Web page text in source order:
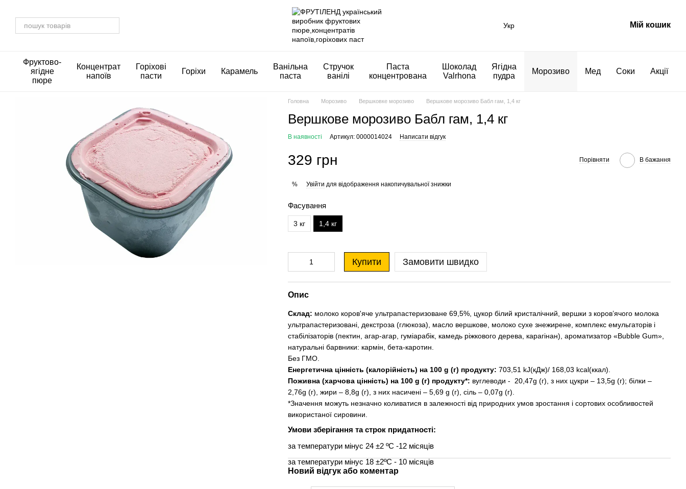
Укр Мій кошик
Фруктово-
ягідне
пюре
Концентрат
напоїв
Горіхові
пасти
Горіхи Карамель
Ванільна
паста
Стручок
ванілі
Паста
концентрована
Шоколад
Valrhona
Ягідна
пудра
Морозиво Мед Соки Акції
Головна Морозиво Вершковке морозиво Вершкове морозиво Бабл гам, 1,4 кг
Вершкове морозиво Бабл гам, 1,4 кг
В наявності Артикул: 0000014024 Написати відгук
329 грн Порівняти В бажання
% Увійти для відображення накопичувальної знижки
Фасування
3 кг 1,4 кг
Купити Замовити швидко
Опис
Склад: молоко коров'яче ультрапастеризоване 69,5%, цукор білий кристалічний, вершки з коров’ячого молока
ультрапастеризовані, декстроза (глюкоза), масло вершкове, молоко сухе знежирене, комплекс емульгаторів і
стабілізаторів (пектин, агар-агар, гуміарабік, камедь ріжкового дерева, карагінан), ароматизатор «Bubble Gum»,
натуральні барвники: кармін, бета-каротин.
Без ГМО.
Енергетична цінність (калорійність) на 100 g (г) продукту: 703,51 kJ(кДж)/ 168,03 kcal(ккал).
Поживна (харчова цінність) на 100 g (г) продукту*: вуглеводи - 20,47g (г), з них цукри – 13,5g (г); білки –
2,76g (г), жири – 8,8g (г), з них насичені – 5,69 g (г), сіль – 0,07g (г).
*Значення можуть незначно коливатися в залежності від природних умов зростання і сортових особливостей
використаної сировини.
Умови зберігання та строк придатності:
за температури мінус 24 ±2 ºС -12 місяців
за температури мінус 18 ±2ºС - 10 місяців
Новий відгук або коментар